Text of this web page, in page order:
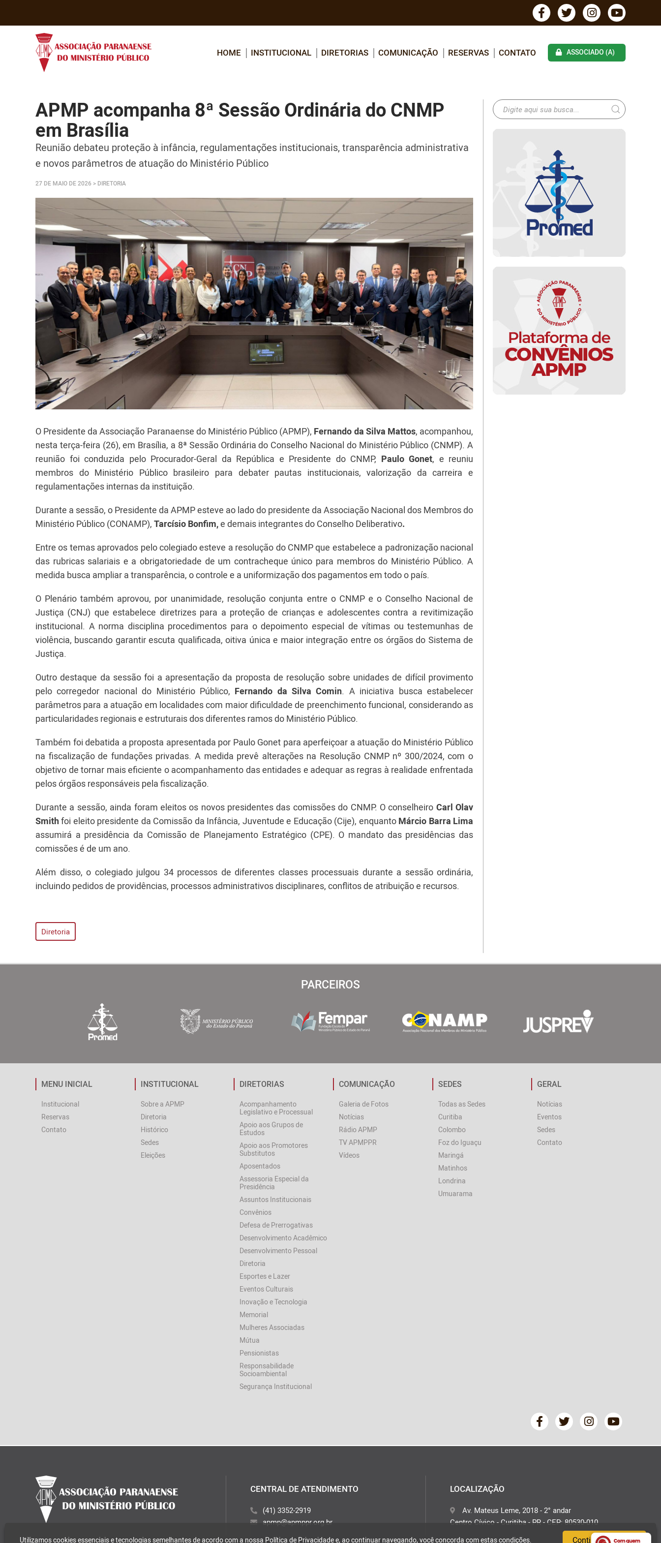
HOME INSTITUCIONAL DIRETORIAS COMUNICAÇÃO RESERVAS CONTATO ASSOCIADO (A)
APMP acompanha 8ª Sessão Ordinária do CNMP
em Brasília
Reunião debateu proteção à infância, regulamentações institucionais, transparência administrativa
e novos parâmetros de atuação do Ministério Público
27 DE MAIO DE 2026 > DIRETORIA
O Presidente da Associação Paranaense do Ministério Público (APMP), Fernando da Silva Mattos, acompanhou,
nesta terça-feira (26), em Brasília, a 8ª Sessão Ordinária do Conselho Nacional do Ministério Público (CNMP). A
reunião foi conduzida pelo Procurador-Geral da República e Presidente do CNMP, Paulo Gonet, e reuniu
membros do Ministério Público brasileiro para debater pautas institucionais, valorização da carreira e
regulamentações internas da instituição.
Durante a sessão, o Presidente da APMP esteve ao lado do presidente da Associação Nacional dos Membros do
Ministério Público (CONAMP), Tarcísio Bonfim,e demais integrantes do Conselho Deliberativo.
Entre os temas aprovados pelo colegiado esteve a resolução do CNMP que estabelece a padronização nacional
das rubricas salariais e a obrigatoriedade de um contracheque único para membros do Ministério Público. A
medida busca ampliar a transparência, o controle e a uniformização dos pagamentos em todo o país.
O Plenário também aprovou, por unanimidade, resolução conjunta entre o CNMP e o Conselho Nacional de
Justiça (CNJ) que estabelece diretrizes para a proteção de crianças e adolescentes contra a revitimização
institucional. A norma disciplina procedimentos para o depoimento especial de vítimas ou testemunhas de
violência, buscando garantir escuta qualificada, oitiva única e maior integração entre os órgãos do Sistema de
Justiça.
Outro destaque da sessão foi a apresentação da proposta de resolução sobre unidades de difícil provimento
pelo corregedor nacional do Ministério Público, Fernando da Silva Comin. A iniciativa busca estabelecer
parâmetros para a atuação em localidades com maior dificuldade de preenchimento funcional, considerando as
particularidades regionais e estruturais dos diferentes ramos do Ministério Público.
Também foi debatida a proposta apresentada por Paulo Gonet para aperfeiçoar a atuação do Ministério Público
na fiscalização de fundações privadas. A medida prevê alterações na Resolução CNMP nº 300/2024, com o
objetivo de tornar mais eficiente o acompanhamento das entidades e adequar as regras à realidade enfrentada
pelos órgãos responsáveis pela fiscalização.
Durante a sessão, ainda foram eleitos os novos presidentes das comissões do CNMP. O conselheiro Carl Olav
Smithfoi eleito presidente da Comissão da Infância, Juventude e Educação (Cije), enquanto Márcio Barra Lima
assumirá a presidência da Comissão de Planejamento Estratégico (CPE). O mandato das presidências das
comissões é de um ano.
Além disso, o colegiado julgou 34 processos de diferentes classes processuais durante a sessão ordinária,
incluindo pedidos de providências, processos administrativos disciplinares, conflitos de atribuição e recursos.
Diretoria
PARCEIROS
MENU INICIAL
Institucional
Reservas
Contato
INSTITUCIONAL
Sobre a APMP
Diretoria
Histórico
Sedes
Eleições
DIRETORIAS
Acompanhamento
Legislativo e Processual
Apoio aos Grupos de
Estudos
Apoio aos Promotores
Substitutos
Aposentados
Assessoria Especial da
Presidência
Assuntos Institucionais
Convênios
Defesa de Prerrogativas
Desenvolvimento Acadêmico
Desenvolvimento Pessoal
Diretoria
Esportes e Lazer
Eventos Culturais
Inovação e Tecnologia
Memorial
Mulheres Associadas
Mútua
Pensionistas
Responsabilidade
Socioambiental
Segurança Institucional
COMUNICAÇÃO
Galeria de Fotos
Notícias
Rádio APMP
TV APMPPR
Vídeos
SEDES
Todas as Sedes
Curitiba
Colombo
Foz do Iguaçu
Maringá
Matinhos
Londrina
Umuarama
GERAL
Notícias
Eventos
Sedes
Contato
CENTRAL DE ATENDIMENTO
(41) 3352-2919
apmp@apmppr.org.br
LOCALIZAÇÃO
Av. Mateus Leme, 2018 - 2° andar
Centro Cívico - Curitiba - PR - CEP: 80530-010
Utilizamos cookies essenciais e tecnologias semelhantes de acordo com a nossa Política de Privacidadee, ao continuar navegando, você concorda com estas condições. Continuar e fechar